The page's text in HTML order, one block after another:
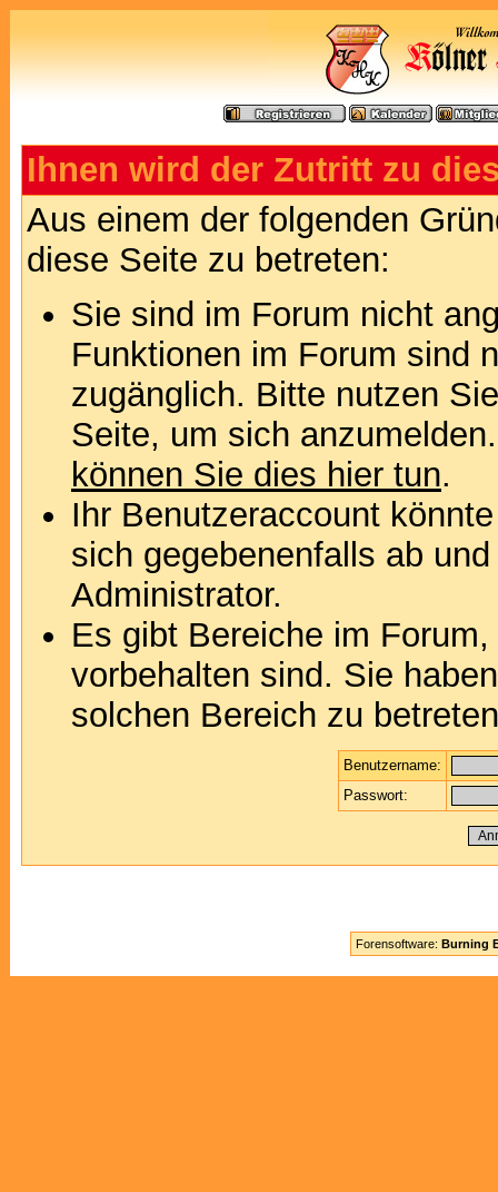
Ihnen wird der Zutritt zu
Aus einem der folgenden
diese Seite zu betreten:
Sie sind im Forum nicht
Funktionen im Forum sind
zugänglich. Bitte nutzen
Seite, um sich
können Sie dies hier tun.
Ihr Benutzeraccount
sich gegebenenfalls ab
Administrator.
Es gibt Bereiche im
vorbehalten sind. Sie
solchen Bereich zu
Benutzername:
Passwort:
Forensoftware: Burning